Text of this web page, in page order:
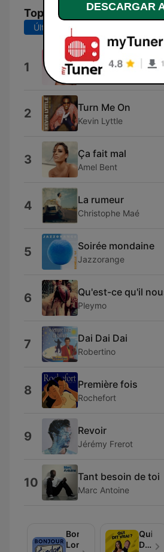
Top Canciones
Últimos 7 días
1 Like a Prayer
Mad'House
2 Turn Me On
Kevin Lyttle
3 Ça fait mal
Amel Bent
4 La rumeur
Christophe Maé
5 Soirée mondaine
Jazzorange
6 Qu'est-ce qu'il
Pleymo
7 Dai Dai Dai
Robertino
8 Première fois
Rochefort
9 Revoir
Jérémy Frerot
10 Tant besoin de toi
Marc Antoine
Bonjour
London
Qui
Dit
DESCARGAR